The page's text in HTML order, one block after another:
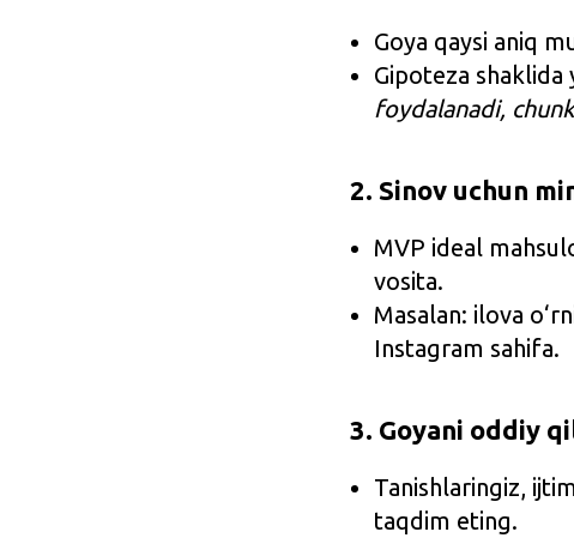
Goya qaysi aniq
Gipoteza shaklida
foydalanadi,
2. Sinov uchun
MVP ideal
vosita.
Masalan: ilova
Instagram sahifa.
3. Goyani oddiy
Tanishlaringiz,
taqdim eting.